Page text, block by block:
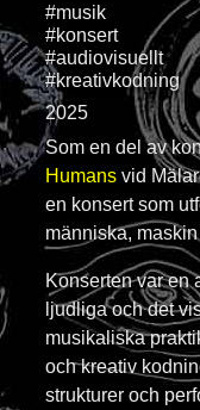
#musik
#konsert
#audiovisuellt
#kreativkodning
2025
Som en del av
Humansvid
en konsert som
människa,
Konserten var en
ljudliga och det
musikaliska
och kreativ
strukturer och